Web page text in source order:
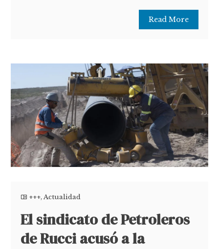
Read More
+++,Actualidad
El sindicato de Petroleros
de Rucci acusó a la